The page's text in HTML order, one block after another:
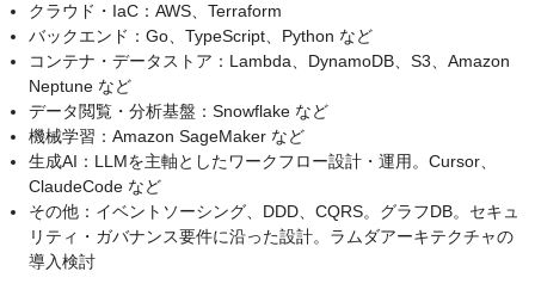
クラウド・IaC：AWS、Terraform
バックエンド：Go、TypeScript、Python など
コンテナ・データストア：Lambda、DynamoDB、S3、Amazon
Neptune など
データ閲覧・分析基盤：Snowflake など
機械学習：Amazon SageMaker など
生成AI：LLMを主軸としたワークフロー設計・運用。Cursor、
ClaudeCode など
その他：イベントソーシング、DDD、CQRS。グラフDB。セキュ
リティ・ガバナンス要件に沿った設計。ラムダアーキテクチャの
導入検討